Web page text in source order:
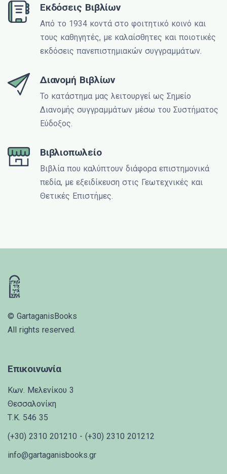
Εκδόσεις Βιβλίων
Από το 1934 κοντά στο φοιτητικό κοινό και
τους καθηγητές, με καλαίσθητες και ποιοτικές
εκδόσεις πανεπιστημιακών συγγραμμάτων.
Διανομή Βιβλίων
Το κατάστημα μας λειτουργεί ως Σημείο
Διανομής συγγραμμάτων μέσω του Συστήματος
Εύδοξος.
Βιβλιοπωλείο
Βιβλία που καλύπτουν διάφορα επιστημονικά
πεδία, με εξειδίκευση στις Γεωτεχνικές και
Θετικές Επιστήμες.
© GartaganisBooks
All rights reserved.
Επικοινωνία
Κων. Μελενίκου 3
Θεσσαλονίκη
Τ.Κ. 546 35
(+30) 2310 201210 - (+30) 2310 201212
info@gartaganisbooks.gr